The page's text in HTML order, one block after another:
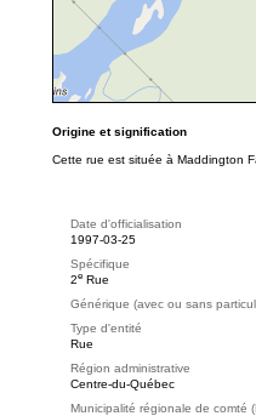
Origine et signification
Cette rue est située à Maddington
Date d'officialisation
1997-03-25
Spécifique
2e Rue
Générique (avec ou sans
Type d'entité
Rue
Région administrative
Centre-du-Québec
Municipalité régionale de comté